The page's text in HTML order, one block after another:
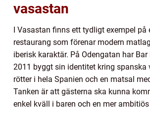
vasastan
I Vasastan finns ett tydligt exempel på
restaurang som förenar modern
iberisk karaktär. På Odengatan har
2011 byggt sin identitet kring spanska
rötter i hela Spanien och en matsal
Tanken är att gästerna ska kunna
enkel kväll i baren och en mer